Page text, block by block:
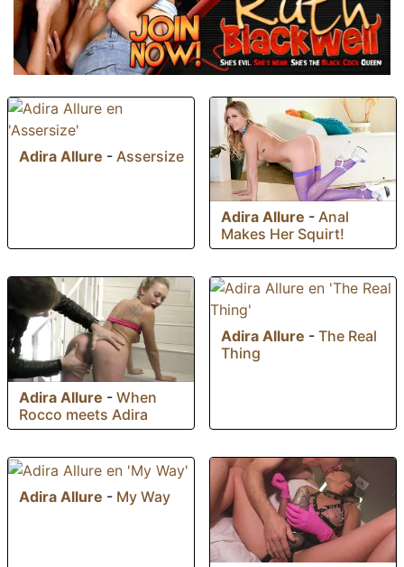
Adira Allure - Assersize
Adira Allure - Anal
Makes Her Squirt!
Adira Allure - When
Rocco meets Adira
Adira Allure - The Real
Thing
Adira Allure - My Way